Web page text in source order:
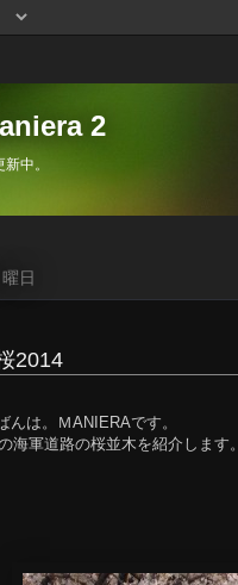
2
中。
日
2014
んは。ＭANIERAです。
海軍道路の桜並木を紹介します。